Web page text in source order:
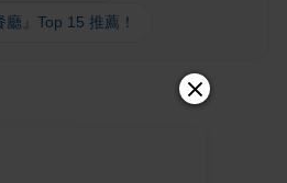
』Top 15 推薦！